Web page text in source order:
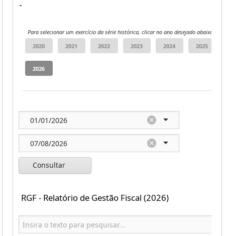
-
Para selecionar um exercício da série histórica, clicar no ano desejado abaixo:
Consultar
RGF - Relatório de Gestão Fiscal (2026)